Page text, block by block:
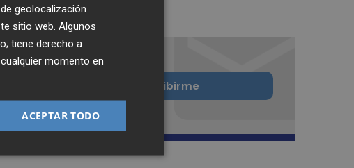
Quiero suscribirme
geolocalización
sitio web. Algunos
tiene derecho a
momento en
ACEPTAR TODO